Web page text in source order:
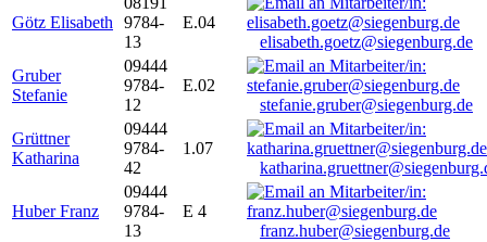
Götz Elisabeth
9784-
13
E.04
elisabeth.goetz@siegenburg.de
Gruber
Stefanie
09444
9784-
12
E.02
stefanie.gruber@siegenburg.de
Grüttner
Katharina
09444
9784-
42
1.07
Huber Franz
09444
9784-
13
E 4
franz.huber@siegenburg.de